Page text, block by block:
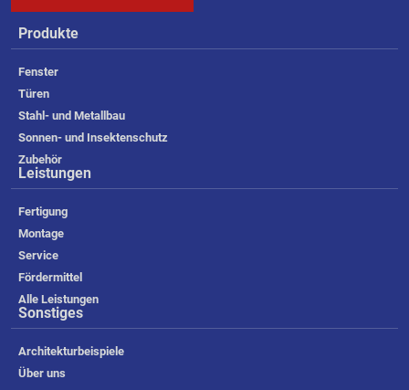
Produkte
Fenster
Türen
Stahl- und Metallbau
Sonnen- und Insektenschutz
Zubehör
Leistungen
Fertigung
Montage
Service
Fördermittel
Alle Leistungen
Sonstiges
Architekturbeispiele
Über uns